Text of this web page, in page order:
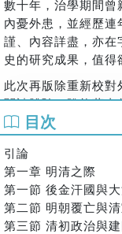
數十年，治學期間
內憂外患，並經歷
謹、內容詳盡，亦
史的研究成果，值得
此次再版除重新校
閱讀體驗；盼能藉
點，達到由近知古、
編輯部謹識
目次
引論
第一章 明清之際
第一節 後金汗國與
第二節 明朝覆亡與
第三節 清初政治與